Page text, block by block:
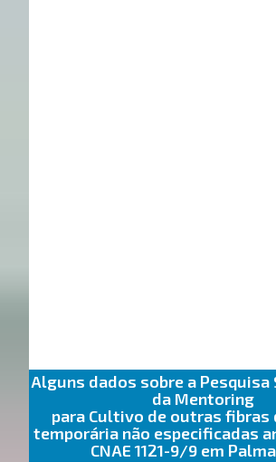
Alguns dados sobre a
da Mentoring
para Cultivo de outras fibras
temporária não especificadas
CNAE 1121-9/9 em